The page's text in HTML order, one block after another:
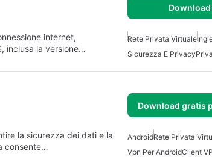
internet,
inclusa la versione…
Rete Privata Virtuale
Sicurezza E Privacy
Download gratis
la sicurezza dei dati e la
consente…
AndroidRete Privata
Vpn Per AndroidClient